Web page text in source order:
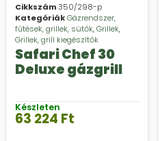
Cikkszám 350/298-p
KategóriákGázrendszer,
fűtések, grillek, sütők,Grillek,
Grillek, grill kiegészítők
Safari Chef 30
Deluxe gázgrill
Készleten
63 224 Ft